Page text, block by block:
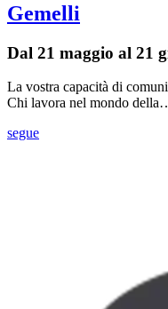
Gemelli
Dal 21 maggio al 21
La vostra capacità di
Chi lavora nel mondo
segue